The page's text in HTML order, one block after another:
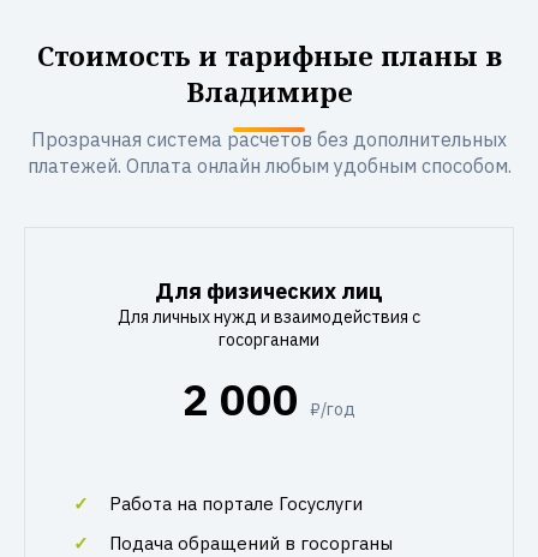
Стоимость и тарифные планы в
Владимире
Прозрачная система расчетов без дополнительных
платежей. Оплата онлайн любым удобным способом.
Для физических лиц
Для личных нужд и взаимодействия с
госорганами
2 000 ₽/год
Работа на портале Госуслуги
Подача обращений в госорганы